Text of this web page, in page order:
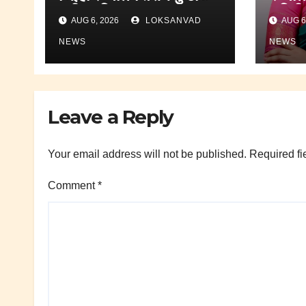
मधील महिला बाल रुग्णालय
आरोग्य यंत्रणा
व्हँटिलेटरवर.;कुणाल
किनळेकर.
AUG 6, 2026 LOKSANVAD
NEWS
AUG
NEWS
Leave a Reply
Your email address will not be published. Required
Comment*